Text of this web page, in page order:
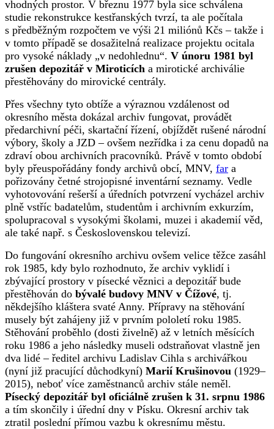
vhodných prostor. V březnu 1977 byla sice schválena
studie rekonstrukce kestřanských tvrzí, ta ale počítala
s předběžným rozpočtem ve výši 21 miliónů Kčs – takže i
v tomto případě se dosažitelná realizace projektu ocitala
pro vysoké náklady „v nedohlednu“. V únoru 1981 byl
zrušen depozitář v Miroticích a mirotické archiválie
přestěhovány do mirovické centrály.
Přes všechny tyto obtíže a výraznou vzdálenost od
okresního města dokázal archiv fungovat, provádět
předarchivní péči, skartační řízení, objíždět rušené národní
výbory, školy a JZD – ovšem nezřídka i za cenu dopadů na
zdraví obou archivních pracovníků. Právě v tomto období
byly přeuspořádány fondy archivů obcí, MNV, far a
pořizovány četné strojopisné inventární seznamy. Vedle
vyhotovování rešerší a úředních potvrzení vycházel archiv
plně vstříc badatelům, studentům i archivním exkurzím,
spolupracoval s vysokými školami, muzei i akademií věd,
ale také např. s Československou televizí.
Do fungování okresního archivu ovšem velice těžce zasáhl
rok 1985, kdy bylo rozhodnuto, že archiv vyklidí i
zbývající prostory v písecké věznici a depozitář bude
přestěhován do bývalé budovy MNV v Čížové, tj.
někdejšího kláštera svaté Anny. Přípravy na stěhování
musely být zahájeny již v prvním pololetí roku 1985.
Stěhování proběhlo (dosti živelně) až v letních měsících
roku 1986 a jeho následky museli odstraňovat vlastně jen
dva lidé – ředitel archivu Ladislav Cihla s archivářkou
(nyní již pracující důchodkyní) Marií Krušinovou (1929–
2015), neboť více zaměstnanců archiv stále neměl.
Písecký depozitář byl oficiálně zrušen k 31. srpnu 1986
a tím skončily i úřední dny v Písku. Okresní archiv tak
ztratil poslední přímou vazbu k okresnímu městu.